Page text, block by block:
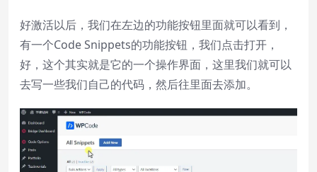
好激活以后，我们在左边的功能按钮里面就可以看到，
有一个Code Snippets的功能按钮，我们点击打开，
好，这个其实就是它的一个操作界面，这里我们就可以
去写一些我们自己的代码，然后往里面去添加。